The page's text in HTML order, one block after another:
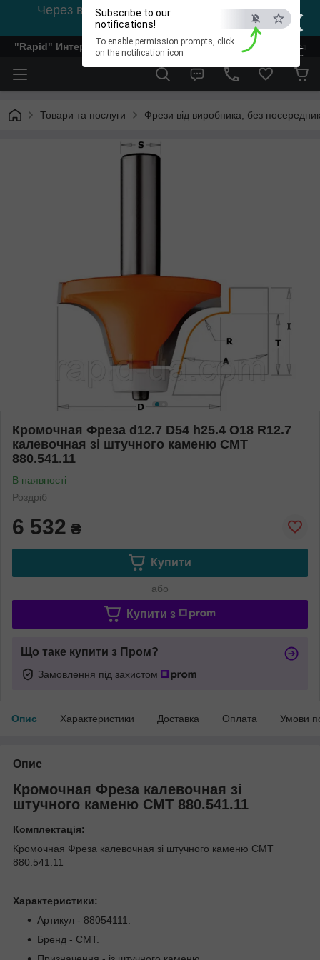
×
ESC
Subscribe to our
notifications!
To enable permission prompts, click
on the notification icon
Через відсутність світла, зв'язок на viber
0978002056
"Rapid" Интернет-магазин деревообрабатывающего
Товари та послуги Фрези від виробника, без
Кромочная Фреза d12.7 D54 h25.4 O18 R12.7
калевочная зі штучного каменю СМТ
880.541.11
В наявності
Роздріб
6 532 ₴
Купити
або
Купити з
Що таке купити з Пром?
Замовлення під захистом
Опис Характеристики Доставка Оплата Умови
Опис
Кромочная Фреза калевочная зі
штучного каменю СМТ 880.541.11
Комплектація:
Кромочная Фреза калевочная зі штучного каменю СМТ
880.541.11
Характеристики:
Артикул - 88054111.
Бренд - CMT.